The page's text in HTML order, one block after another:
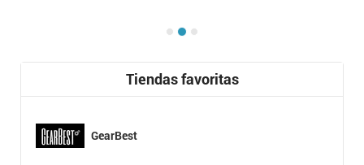
Tiendas favoritas
GearBest